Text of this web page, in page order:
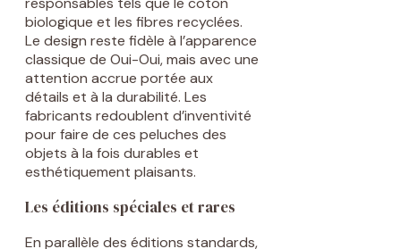
biologique et les fibres recyclées.
Le design reste fidèle à l’apparence
classique de Oui-Oui, mais avec une
attention accrue portée aux
détails et à la durabilité. Les
fabricants redoublent d’inventivité
pour faire de ces peluches des
objets à la fois durables et
esthétiquement plaisants.
Les éditions spéciales et rares
En parallèle des éditions standards,